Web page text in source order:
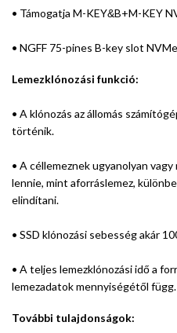
• Támogatja M-KEY&B+M-KEY
• NGFF 75-pines B-key slot
Lemezklónozási funkció:
• A klónozás az állomás
történik.
• A céllemeznek ugyanolyan
lennie, mint aforráslemez,
elindítani.
• SSD klónozási sebesség akár
• A teljes lemezklónozási idő a
lemezadatok mennyiségétől függ.
További tulajdonságok: